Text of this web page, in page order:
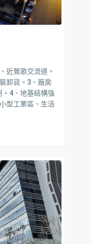
近鶯歌交流道。
卸貨。3、廠房
4、地基結構強
型工業區、生活